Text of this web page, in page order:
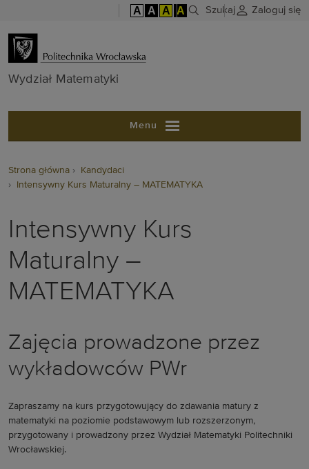
A A A A Szukaj Zaloguj się
Wydział
Wydział Matematyki
Menu
Strona główna
Kandydaci
Intensywny Kurs Maturalny – MATEMATYKA
Intensywny Kurs
Maturalny –
MATEMATYKA
Zajęcia prowadzone przez
wykładowców PWr
Zapraszamy na kurs przygotowujący do zdawania matury z
matematyki na poziomie podstawowym lub rozszerzonym,
przygotowany i prowadzony przez Wydział Matematyki Politechniki
Wrocławskiej.